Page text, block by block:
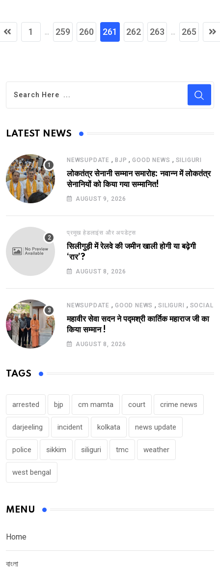
1 ... 259 260 261 262 263 ... 265
LATEST NEWS
NEWSUPDATE , BJP ,GOOD NEWS , SILIGURI
लोकतंत्र सेनानी सम्मान समारोह: नवान्न में लोकतंत्र
सेनानियों को किया गया सम्मानित!
AUGUST 9, 2026
प्रमुख हेडलाइंस और अपडेट्स
सिलीगुड़ी में रेलवे की जमीन खाली होगी या बढ़ेगी
‘रार’?
AUGUST 8, 2026
NEWSUPDATE , GOOD NEWS ,SILIGURI , SOCIAL
महावीर सेवा सदन ने पद्मश्री कार्तिक महाराज जी का
किया सम्मान !
AUGUST 8, 2026
TAGS
arrested bjp cm mamta court crime news
darjeeling incident kolkata news update
police sikkim siliguri tmc weather
west bengal
MENU
Home
বাংলা